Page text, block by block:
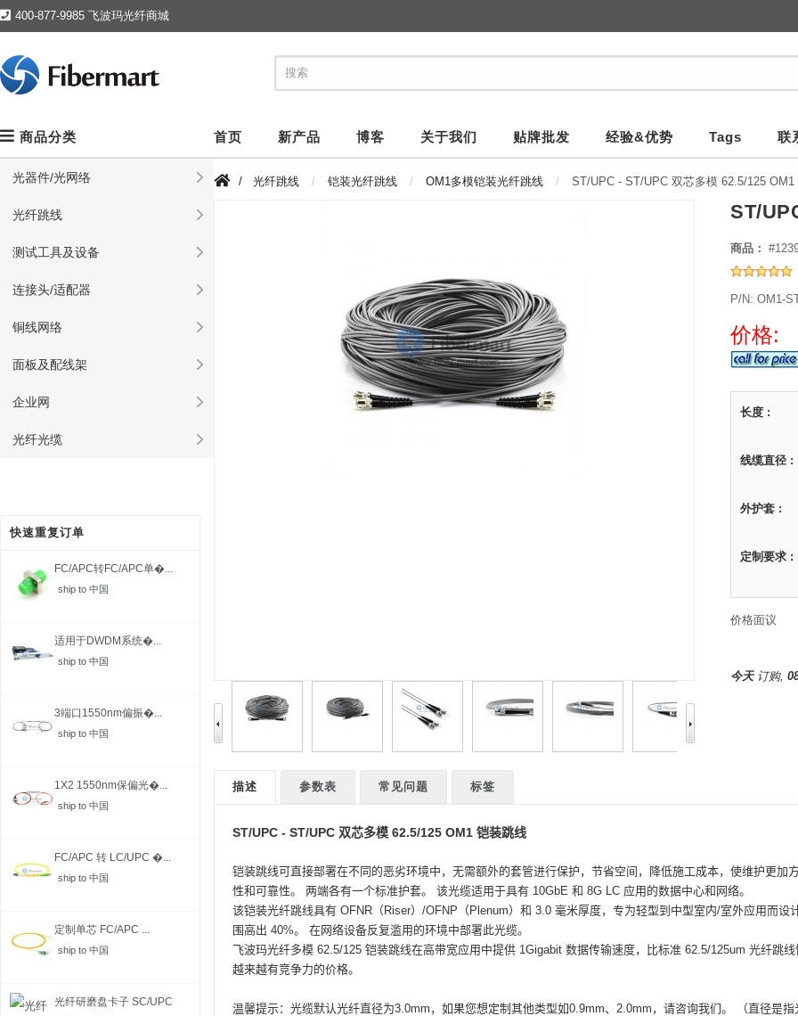
400-877-9985 飞波玛光纤商城
商品分类
光器件/光网络
光纤跳线
测试工具及设备
连接头/适配器
铜线网络
面板及配线架
企业网
光纤光缆
首页 新产品 博客 关于我们 贴牌批发 经验&优势 Tags 联
快速重复订单
FC/APC转FC/APC单�...
ship to 中国
适用于DWDM系统�...
ship to 中国
3端口1550nm偏振�...
ship to 中国
1X2 1550nm保偏光�...
ship to 中国
FC/APC 转 LC/UPC �...
ship to 中国
定制单芯 FC/APC ...
ship to 中国
光纤研磨盘卡子 SC/UPC
/ 光纤跳线 铠装光纤跳线 OM1多模铠装光纤跳线 ST/UPC - ST/UPC 双芯多模 62.5/125 OM1
ST/
商品：
P/N: OM1-
价格:
长度 :
线缆直径 :
外护套 :
定制要求 :
价格面议
今天订购,
描述 参数表 常见问题 标签
ST/UPC - ST/UPC 双芯多模 62.5/125 OM1 铠装跳线
铠装跳线可直接部署在不同的恶劣环境中，无需额外的套管进行保护，节省空间，降低施工成本，使维护更加
性和可靠性。
两端各有一个标准护套。
该光缆适用于具有 10GbE 和 8G LC 应用的数据中心和网络。
该铠装光纤跳线具有 OFNR（Riser）/OFNP（Plenum） 和 3.0 毫米厚度，专为轻型到中型室内/室外应用而设
围高出 40%。
在网络设备反复滥用的环境中部署此光缆。
飞波玛光纤多模 62.5/125 铠装跳线在高带宽应用中提供 1Gigabit 数据传输速度，比标准 62.5/125um 光纤跳
越来越有竞争力的价格。
温馨提示：光缆默认光纤直径为3.0mm，如果您想定制其他类型如0.9mm、2.0mm，请咨询我们。 （直径是